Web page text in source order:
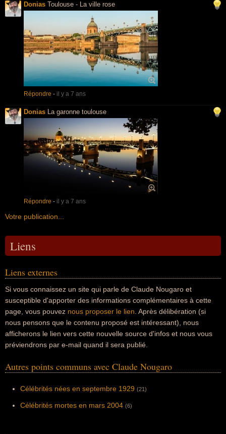
Donias Toulouse - La ville rose
Répondre - il y a 7 ans
Donias La garonne toulouse
Répondre - il y a 7 ans
Votre publication...
Liens
Liens externes
Si vous connaissez un site qui parle de Claude Nougaro et
susceptible d'apporter des informations complémentaires à cette
page, vous pouvez nous proposer le lien . Après délibération (si
nous pensons que le contenu proposé est intéressant), nous
afficherons le lien vers cette nouvelle source d'infos et nous vous
préviendrons par e-mail quand il sera publié.
Autres points communs avec Claude Nougaro
Célébrités nées en septembre 1929 (21)
Célébrités mortes en mars 2004 (6)